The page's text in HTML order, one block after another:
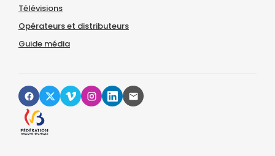
Télévisions
Opérateurs et distributeurs
Guide média